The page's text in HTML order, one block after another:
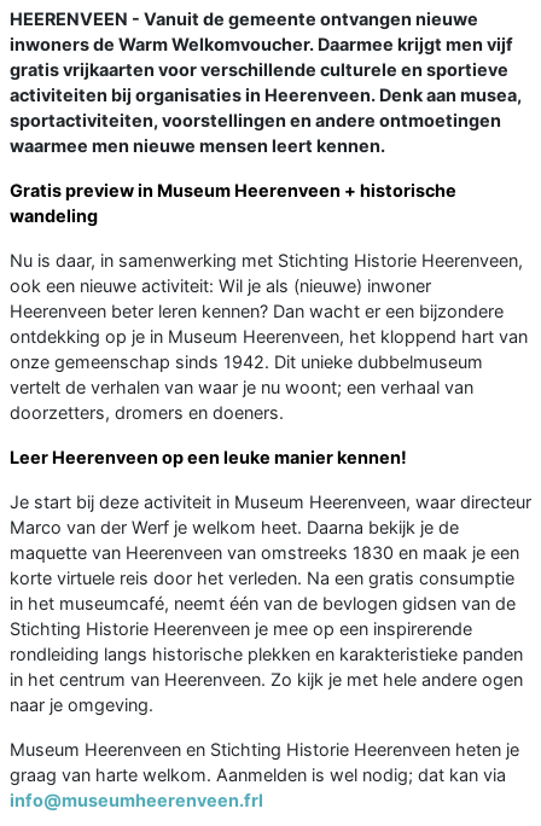
HEERENVEEN - Vanuit de gemeente ontvangen nieuwe
inwoners de Warm Welkomvoucher. Daarmee krijgt men vijf
gratis vrijkaarten voor verschillende culturele en sportieve
activiteiten bij organisaties in Heerenveen. Denk aan musea,
sportactiviteiten, voorstellingen en andere ontmoetingen
waarmee men nieuwe mensen leert kennen.
Gratis preview in Museum Heerenveen + historische
wandeling
Nu is daar, in samenwerking met Stichting Historie Heerenveen,
ook een nieuwe activiteit: Wil je als (nieuwe) inwoner
Heerenveen beter leren kennen? Dan wacht er een bijzondere
ontdekking op je in Museum Heerenveen, het kloppend hart van
onze gemeenschap sinds 1942. Dit unieke dubbelmuseum
vertelt de verhalen van waar je nu woont; een verhaal van
doorzetters, dromers en doeners.
Leer Heerenveen op een leuke manier kennen!
Je start bij deze activiteit in Museum Heerenveen, waar directeur
Marco van der Werf je welkom heet. Daarna bekijk je de
maquette van Heerenveen van omstreeks 1830 en maak je een
korte virtuele reis door het verleden. Na een gratis consumptie
in het museumcafé, neemt één van de bevlogen gidsen van de
Stichting Historie Heerenveen je mee op een inspirerende
rondleiding langs historische plekken en karakteristieke panden
in het centrum van Heerenveen. Zo kijk je met hele andere ogen
naar je omgeving.
Museum Heerenveen en Stichting Historie Heerenveen heten je
graag van harte welkom. Aanmelden is wel nodig; dat kan via
info@museumheerenveen.frl